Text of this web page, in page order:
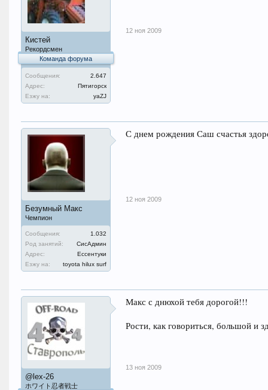
Кистей
Рекордсмен
Команда форума
Сообщения:
2.647
Адрес:
Пятигорск
Езжу на:
уаZJ
12 ноя 2009
Безумный Макс
Чемпион
Сообщения:
1.032
Род занятий:
СисАдмин
Адрес:
Ессентуки
Езжу на:
toyota hilux surf
С днем рождения Саш счастья
12 ноя 2009
@lex-26
ホワイト忍者戦士
Макс с днюхой тебя дорогой!!!
Рости, как говориться, большой и
13 ноя 2009